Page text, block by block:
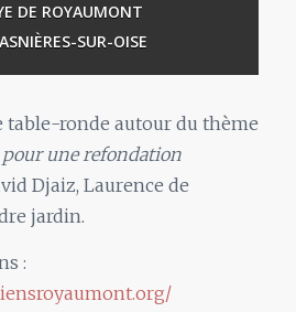
DE ROYAUMONT
SUR-OISE
table-ronde autour du thème
une refondation
Djaiz, Laurence de
jardin.
: